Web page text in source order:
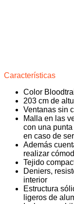
Características
Color
203 cm de
Ventanas sin
Malla en las
con una
en caso de
Además
realizar
Tejido
Deniers,
interior
Estructura
ligeros de